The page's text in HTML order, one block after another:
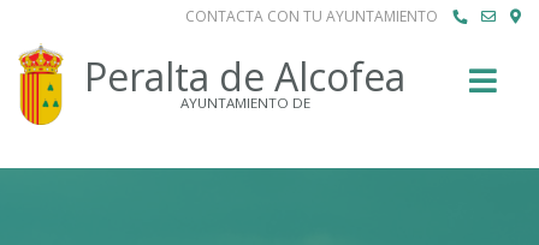
CONTACTA CON TU AYUNTAMIENTO
Peralta de Alcofea
AYUNTAMIENTO DE